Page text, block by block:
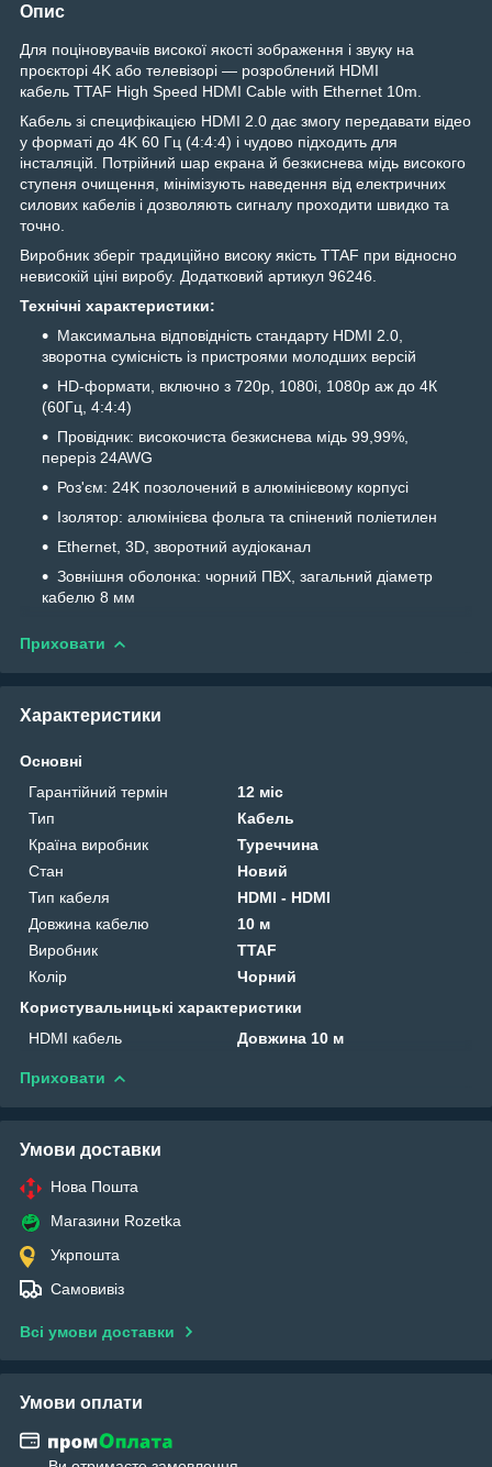
Опис
Для поціновувачів високої якості зображення і звуку на
проєкторі 4K або телевізорі — розроблений HDMI
кабель TTAF High Speed HDMI Cable with Ethernet 10m.
Кабель зі специфікацією HDMI 2.0 дає змогу передавати відео
у форматі до 4K 60 Гц (4:4:4) і чудово підходить для
інсталяцій. Потрійний шар екрана й безкиснева мідь високого
ступеня очищення, мінімізують наведення від електричних
силових кабелів і дозволяють сигналу проходити швидко та
точно.
Виробник зберіг традиційно високу якість TTAF при відносно
невисокій ціні виробу. Додатковий артикул 96246.
Технічні характеристики:
Максимальна відповідність стандарту HDMI 2.0,
зворотна сумісність із пристроями молодших версій
HD-формати, включно з 720p, 1080i, 1080p аж до 4К
(60Гц, 4:4:4)
Провідник: високочиста безкиснева мідь 99,99%,
переріз 24AWG
Роз'єм: 24K позолочений в алюмінієвому корпусі
Ізолятор: алюмінієва фольга та спінений поліетилен
Ethernet, 3D, зворотний аудіоканал
Зовнішня оболонка: чорний ПВХ, загальний діаметр
кабелю 8 мм
Приховати
Характеристики
Основні
Гарантійний термін
12 міс
Тип
Кабель
Країна виробник
Туреччина
Стан
Новий
Тип кабеля
HDMI - HDMI
Довжина кабелю
10 м
Виробник
TTAF
Колір
Чорний
Користувальницькі характеристики
HDMI кабель
Довжина 10 м
Приховати
Умови доставки
Нова Пошта
Магазини Rozetka
Укрпошта
Самовивіз
Всі умови доставки
Умови оплати